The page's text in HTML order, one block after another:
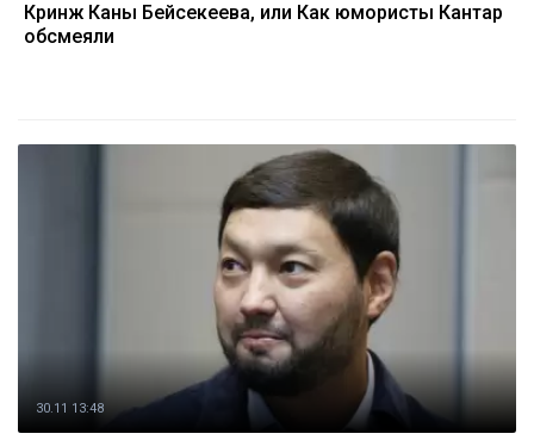
Кринж Каны Бейсекеева, или Как юмористы Кантар
обсмеяли
30.11 13:48